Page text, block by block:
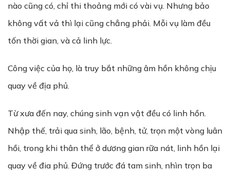
nào cũng có, chỉ thi thoảng mới có vài vụ. Nhưng bảo
không vất vả thì lại cũng chẳng phải. Mỗi vụ làm đều
tốn thời gian, và cả linh lực.
Công việc của họ, là truy bắt những âm hồn không chịu
quay về địa phủ.
Từ xưa đến nay, chúng sinh vạn vật đều có linh hồn.
Nhập thế, trải qua sinh, lão, bệnh, tử, trọn một vòng luân
hồi, trong khi thân thể ở dương gian rữa nát, linh hồn lại
quay về đia phủ. Đứng trước đá tam sinh, nhìn trọn ba